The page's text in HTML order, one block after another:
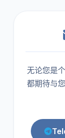
无论您是
都期待与